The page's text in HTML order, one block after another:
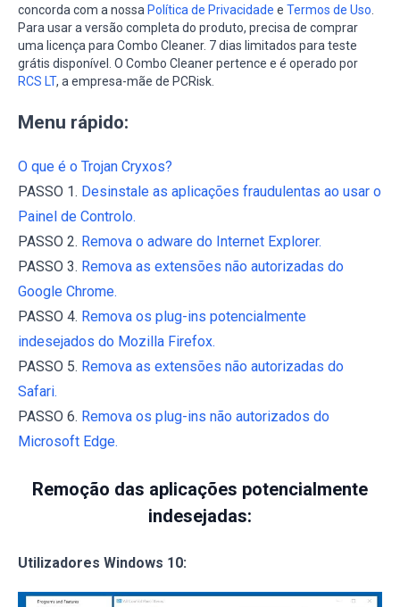
concorda com a nossa Política de Privacidade e Termos de Uso
Para usar a versão completa do produto, precisa de comprar
uma licença para Combo Cleaner. 7 dias limitados para teste
grátis disponível. O Combo Cleaner pertence e é operado por
RCS LT, a empresa-mãe de PCRisk.
Menu rápido:
O que é o Trojan Cryxos?
PASSO 1. Desinstale as aplicações fraudulentas ao usar o
Painel de Controlo.
PASSO 2. Remova o adware do Internet Explorer.
PASSO 3. Remova as extensões não autorizadas do
Google Chrome.
PASSO 4. Remova os plug-ins potencialmente
indesejados do Mozilla Firefox.
PASSO 5. Remova as extensões não autorizadas do
Safari.
PASSO 6. Remova os plug-ins não autorizados do
Microsoft Edge.
Remoção das aplicações potencialmente
indesejadas:
Utilizadores Windows 10: